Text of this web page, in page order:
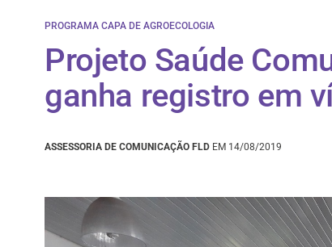
PROGRAMA CAPA DE AGROECOLOGIA
Projeto Saúde
ganha registro em
ASSESSORIA DE COMUNICAÇÃO FLD EM 14/08/2019